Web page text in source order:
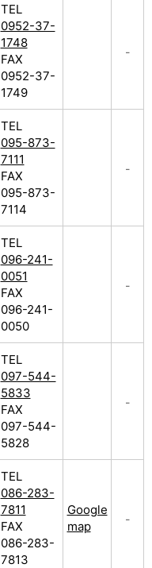
TEL
0952-37-
1748
FAX
0952-37-
1749
–
TEL
095-873-
7111
FAX
095-873-
7114
–
TEL
096-241-
0051
FAX
096-241-
0050
–
TEL
097-544-
5833
FAX
097-544-
5828
–
TEL
086-283-
7811
FAX
086-283-
7813
Google
map
–